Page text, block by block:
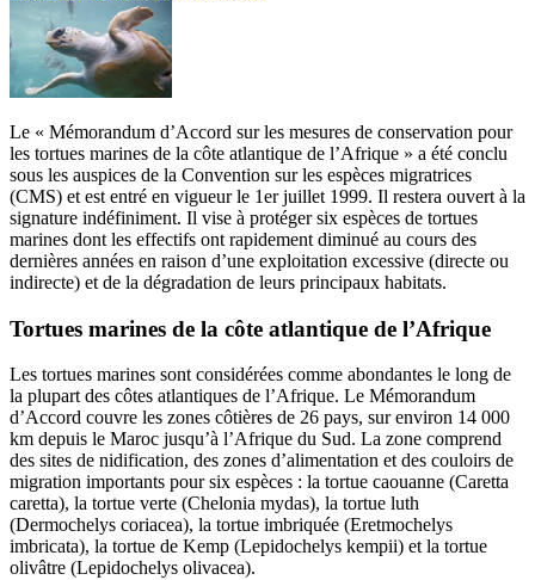
Le « Mémorandum d’Accord sur les mesures de conservation pour
les tortues marines de la côte atlantique de l’Afrique » a été conclu
sous les auspices de la Convention sur les espèces migratrices
(CMS) et est entré en vigueur le 1er juillet 1999. Il restera ouvert à la
signature indéfiniment. Il vise à protéger six espèces de tortues
marines dont les effectifs ont rapidement diminué au cours des
dernières années en raison d’une exploitation excessive (directe ou
indirecte) et de la dégradation de leurs principaux habitats.
Tortues marines de la côte atlantique de l’Afrique
Les tortues marines sont considérées comme abondantes le long de
la plupart des côtes atlantiques de l’Afrique. Le Mémorandum
d’Accord couvre les zones côtières de 26 pays, sur environ 14 000
km depuis le Maroc jusqu’à l’Afrique du Sud. La zone comprend
des sites de nidification, des zones d’alimentation et des couloirs de
migration importants pour six espèces : la tortue caouanne (Caretta
caretta), la tortue verte (Chelonia mydas), la tortue luth
(Dermochelys coriacea), la tortue imbriquée (Eretmochelys
imbricata), la tortue de Kemp (Lepidochelys kempii) et la tortue
olivâtre (Lepidochelys olivacea).